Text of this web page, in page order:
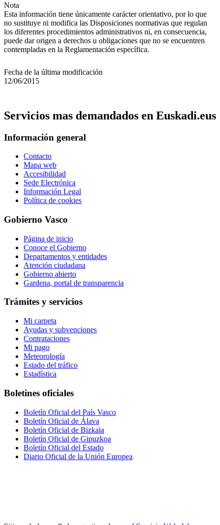
Nota
Esta información tiene únicamente carácter orientativo, por lo que
no sustituye ni modifica las Disposiciones normativas que regulan
los diferentes procedimientos administrativos ni, en consecuencia,
puede dar origen a derechos u obligaciones que no se encuentren
contempladas en la Reglamentación específica.
Fecha de la última modificación
12/06/2015
Servicios mas demandados en Euskadi.eus
Información general
Contacto
Mapa web
Accesibilidad
Sede Electrónica
Información Legal
Política de cookies
Gobierno Vasco
Página de inicio
Conoce el Gobierno
Departamentos y entidades
Atención ciudadana
Gobierno abierto
Gardena, portal de transparencia
Trámites y servicios
Mi carpeta
Ayudas y subvenciones
Contrataciones
Mi pago
Meteorología
Estado del tráfico
Estadística
Boletines oficiales
Boletín Oficial del País Vasco
Boletín Oficial de Álava
Boletín Oficial de Bizkaia
Boletín Oficial de Gipuzkoa
Boletín Oficial del Estado
Diario Oficial de la Unión Europea